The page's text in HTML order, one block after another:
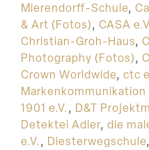
Mierendorff-Schule,
& Art (Fotos), CASA
Christian-Groh-Haus,
Photography (Fotos),
Crown Worldwide, ctc
Markenkommunikation
1901 e.V., D&T
Detektei Adler, die
e.V., Diesterwegschule,